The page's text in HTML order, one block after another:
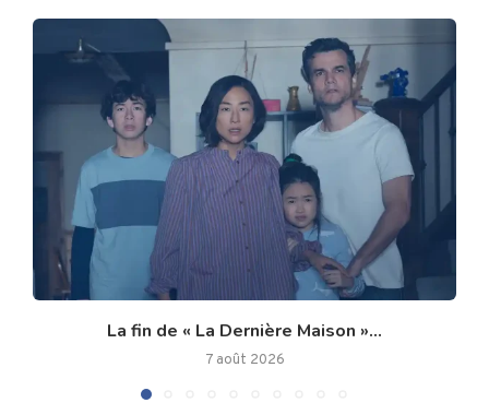
La fin de « La Dernière Maison »...
7 août 2026